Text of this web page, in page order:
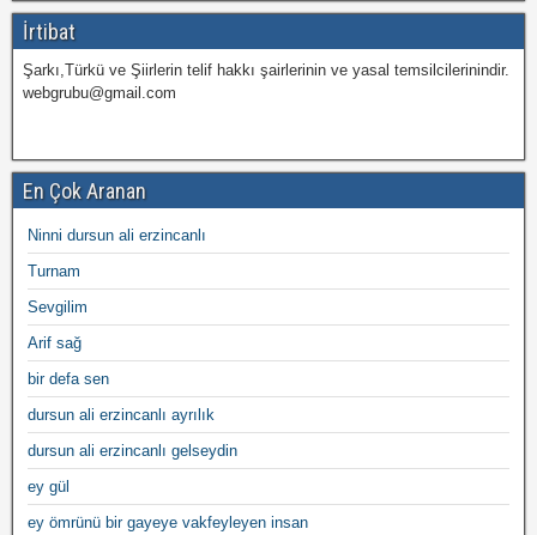
İrtibat
Şarkı,Türkü ve Şiirlerin telif hakkı şairlerinin ve yasal temsilcilerinindir.
webgrubu@gmail.com
En Çok Aranan
Ninni dursun ali erzincanlı
Turnam
Sevgilim
Arif sağ
bir defa sen
dursun ali erzincanlı ayrılık
dursun ali erzincanlı gelseydin
ey gül
ey ömrünü bir gayeye vakfeyleyen insan